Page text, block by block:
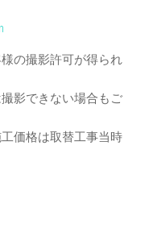
の撮影許可が得られ
影できない場合もご
価格は取替工事当時